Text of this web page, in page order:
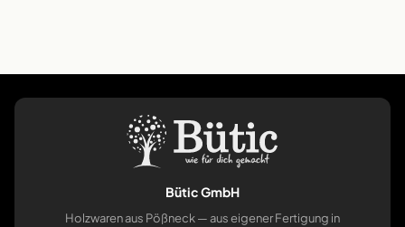
Bütic GmbH
Holzwaren aus Pößneck — aus eigener Fertigung in